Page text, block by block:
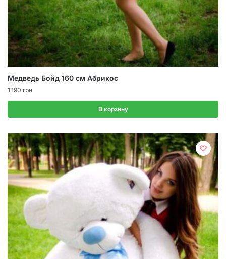
Медведь Бойд 160 см Абрикос
1,190 грн
В корзину